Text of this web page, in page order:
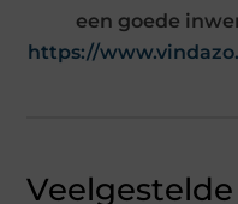
een goede
https://